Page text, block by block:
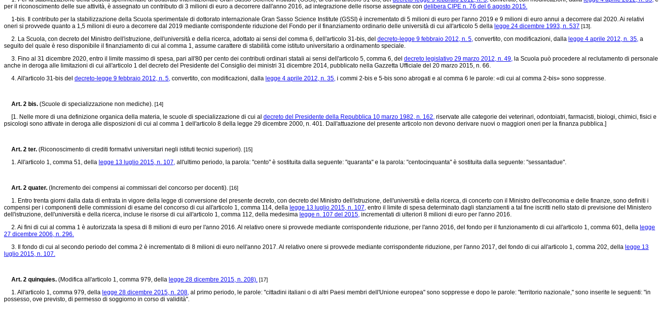
per il riconoscimento delle sue attività, è assegnato un contributo di 3 milioni di euro a decorrere dall'anno 2016, ad integrazione delle risorse assegnate con delibera CIPE n. 76 del 6 agosto 2015.
1-bis. Il contributo per la stabilizzazione della Scuola sperimentale di dottorato internazionale Gran Sasso Science Institute (GSSI) è incrementato di 5 milioni di euro per l'anno 2019 e 9 milioni di euro annui a decorrere dal 2020. Ai relativi
oneri si provvede quanto a 1,5 milioni di euro a decorrere dal 2019 mediante corrispondente riduzione del Fondo per il finanziamento ordinario delle università di cui all'articolo 5 della legge 24 dicembre 1993, n. 537 [13].
2. La Scuola, con decreto del Ministro dell'istruzione, dell'università e della ricerca, adottato ai sensi del comma 6, dell'articolo 31-bis, del decreto-legge 9 febbraio 2012, n. 5, convertito, con modificazioni, dalla legge 4 aprile 2012, n. 35, a
seguito del quale è reso disponibile il finanziamento di cui al comma 1, assume carattere di stabilità come istituto universitario a ordinamento speciale.
3. Fino al 31 dicembre 2020, entro il limite massimo di spesa, pari all'80 per cento dei contributi ordinari statali ai sensi dell'articolo 5, comma 6, del decreto legislativo 29 marzo 2012, n. 49, la Scuola può procedere al reclutamento di personale
anche in deroga alle limitazioni di cui all'articolo 1 del decreto del Presidente del Consiglio dei ministri 31 dicembre 2014, pubblicato nella Gazzetta Ufficiale del 20 marzo 2015, n. 66.
4. All'articolo 31-bis del decreto-legge 9 febbraio 2012, n. 5, convertito, con modificazioni, dalla legge 4 aprile 2012, n. 35, i commi 2-bis e 5-bis sono abrogati e al comma 6 le parole: «di cui al comma 2-bis» sono soppresse.
Art. 2 bis. (Scuole di specializzazione non mediche). [14]
[1. Nelle more di una definizione organica della materia, le scuole di specializzazione di cui al decreto del Presidente della Repubblica 10 marzo 1982, n. 162, riservate alle categorie dei veterinari, odontoiatri, farmacisti, biologi, chimici, fisici e
psicologi sono attivate in deroga alle disposizioni di cui al comma 1 dell'articolo 8 della legge 29 dicembre 2000, n. 401. Dall'attuazione del presente articolo non devono derivare nuovi o maggiori oneri per la finanza pubblica.]
Art. 2 ter. (Riconoscimento di crediti formativi universitari negli istituti tecnici superiori). [15]
1. All'articolo 1, comma 51, della legge 13 luglio 2015, n. 107, all'ultimo periodo, la parola: "cento" è sostituita dalla seguente: "quaranta" e la parola: "centocinquanta" è sostituita dalla seguente: "sessantadue".
Art. 2 quater. (Incremento dei compensi ai commissari del concorso per docenti). [16]
1. Entro trenta giorni dalla data di entrata in vigore della legge di conversione del presente decreto, con decreto del Ministro dell'istruzione, dell'università e della ricerca, di concerto con il Ministro dell'economia e delle finanze, sono definiti i
compensi per i componenti delle commissioni di esame del concorso di cui all'articolo 1, comma 114, della legge 13 luglio 2015, n. 107, entro il limite di spesa determinato dagli stanziamenti a tal fine iscritti nello stato di previsione del Ministero
dell'istruzione, dell'università e della ricerca, incluse le risorse di cui all'articolo 1, comma 112, della medesima legge n. 107 del 2015, incrementati di ulteriori 8 milioni di euro per l'anno 2016.
2. Ai fini di cui al comma 1 è autorizzata la spesa di 8 milioni di euro per l'anno 2016. Al relativo onere si provvede mediante corrispondente riduzione, per l'anno 2016, del fondo per il funzionamento di cui all'articolo 1, comma 601, della legge
27 dicembre 2006, n. 296.
3. Il fondo di cui al secondo periodo del comma 2 è incrementato di 8 milioni di euro nell'anno 2017. Al relativo onere si provvede mediante corrispondente riduzione, per l'anno 2017, del fondo di cui all'articolo 1, comma 202, della legge 13
luglio 2015, n. 107.
Art. 2 quinquies. (Modifica all'articolo 1, comma 979, della legge 28 dicembre 2015, n. 208). [17]
1. All'articolo 1, comma 979, della legge 28 dicembre 2015, n. 208, al primo periodo, le parole: "cittadini italiani o di altri Paesi membri dell'Unione europea" sono soppresse e dopo le parole: "territorio nazionale," sono inserite le seguenti: "in
possesso, ove previsto, di permesso di soggiorno in corso di validità".